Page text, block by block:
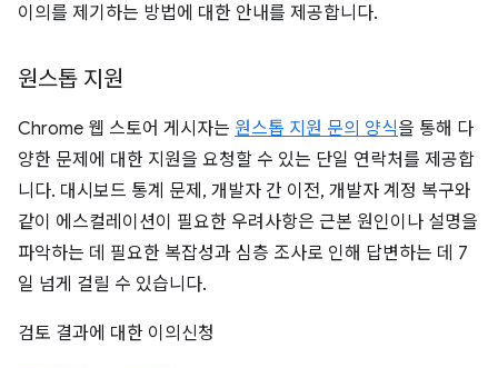
이의를 제기하는 방법에 대한 안내를 제공합니다.
원스톱 지원
Chrome 웹 스토어 게시자는 원스톱 지원 문의 양식을 통해 다
양한 문제에 대한 지원을 요청할 수 있는 단일 연락처를 제공합
니다. 대시보드 통계 문제, 개발자 간 이전, 개발자 계정 복구와
같이 에스컬레이션이 필요한 우려사항은 근본 원인이나 설명을
파악하는 데 필요한 복잡성과 심층 조사로 인해 답변하는 데 7
일 넘게 걸릴 수 있습니다.
검토 결과에 대한 이의신청